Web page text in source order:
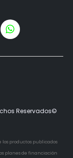
Reservados©
los productos publicados
planes de financiación